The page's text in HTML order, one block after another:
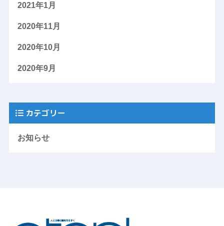
2021年1月
2020年11月
2020年10月
2020年9月
カテゴリー
お知らせ